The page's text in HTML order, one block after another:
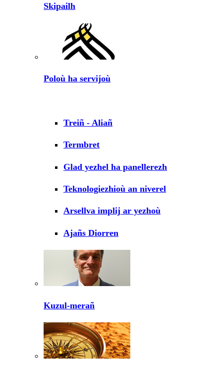
Skipailh
Poloù ha servijoù
Treiñ - Aliañ
Termbret
Glad yezhel ha panellerezh
Teknologiezhioù an niverel
Arsellva implij ar yezhoù
Ajañs Diorren
Kuzul-merañ